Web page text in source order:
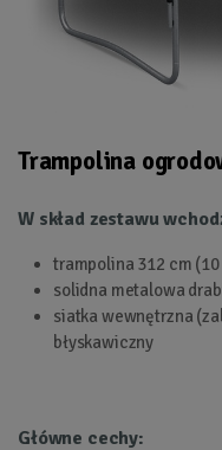
Trampolina
W skład zestawu
trampolina 312 cm (10
solidna metalowa
siatka wewnętrzna
błyskawiczny
Główne cechy: